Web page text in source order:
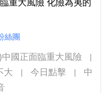
重大風險 化險為夷的
絲團
國正面臨重大風險
大 今日點擊
中